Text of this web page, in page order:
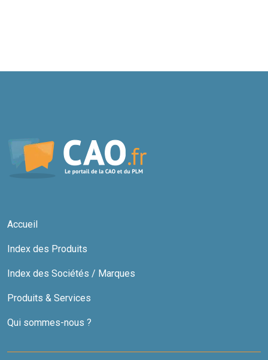
Accueil
Index des Produits
Index des Sociétés / Marques
Produits & Services
Qui sommes-nous ?